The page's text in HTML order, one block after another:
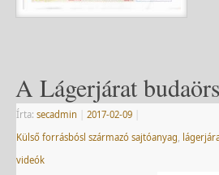
A Lágerjárat
Írta: secadmin 2017-02-09
Külső forrásbósl származó sajtóanyag,
videók